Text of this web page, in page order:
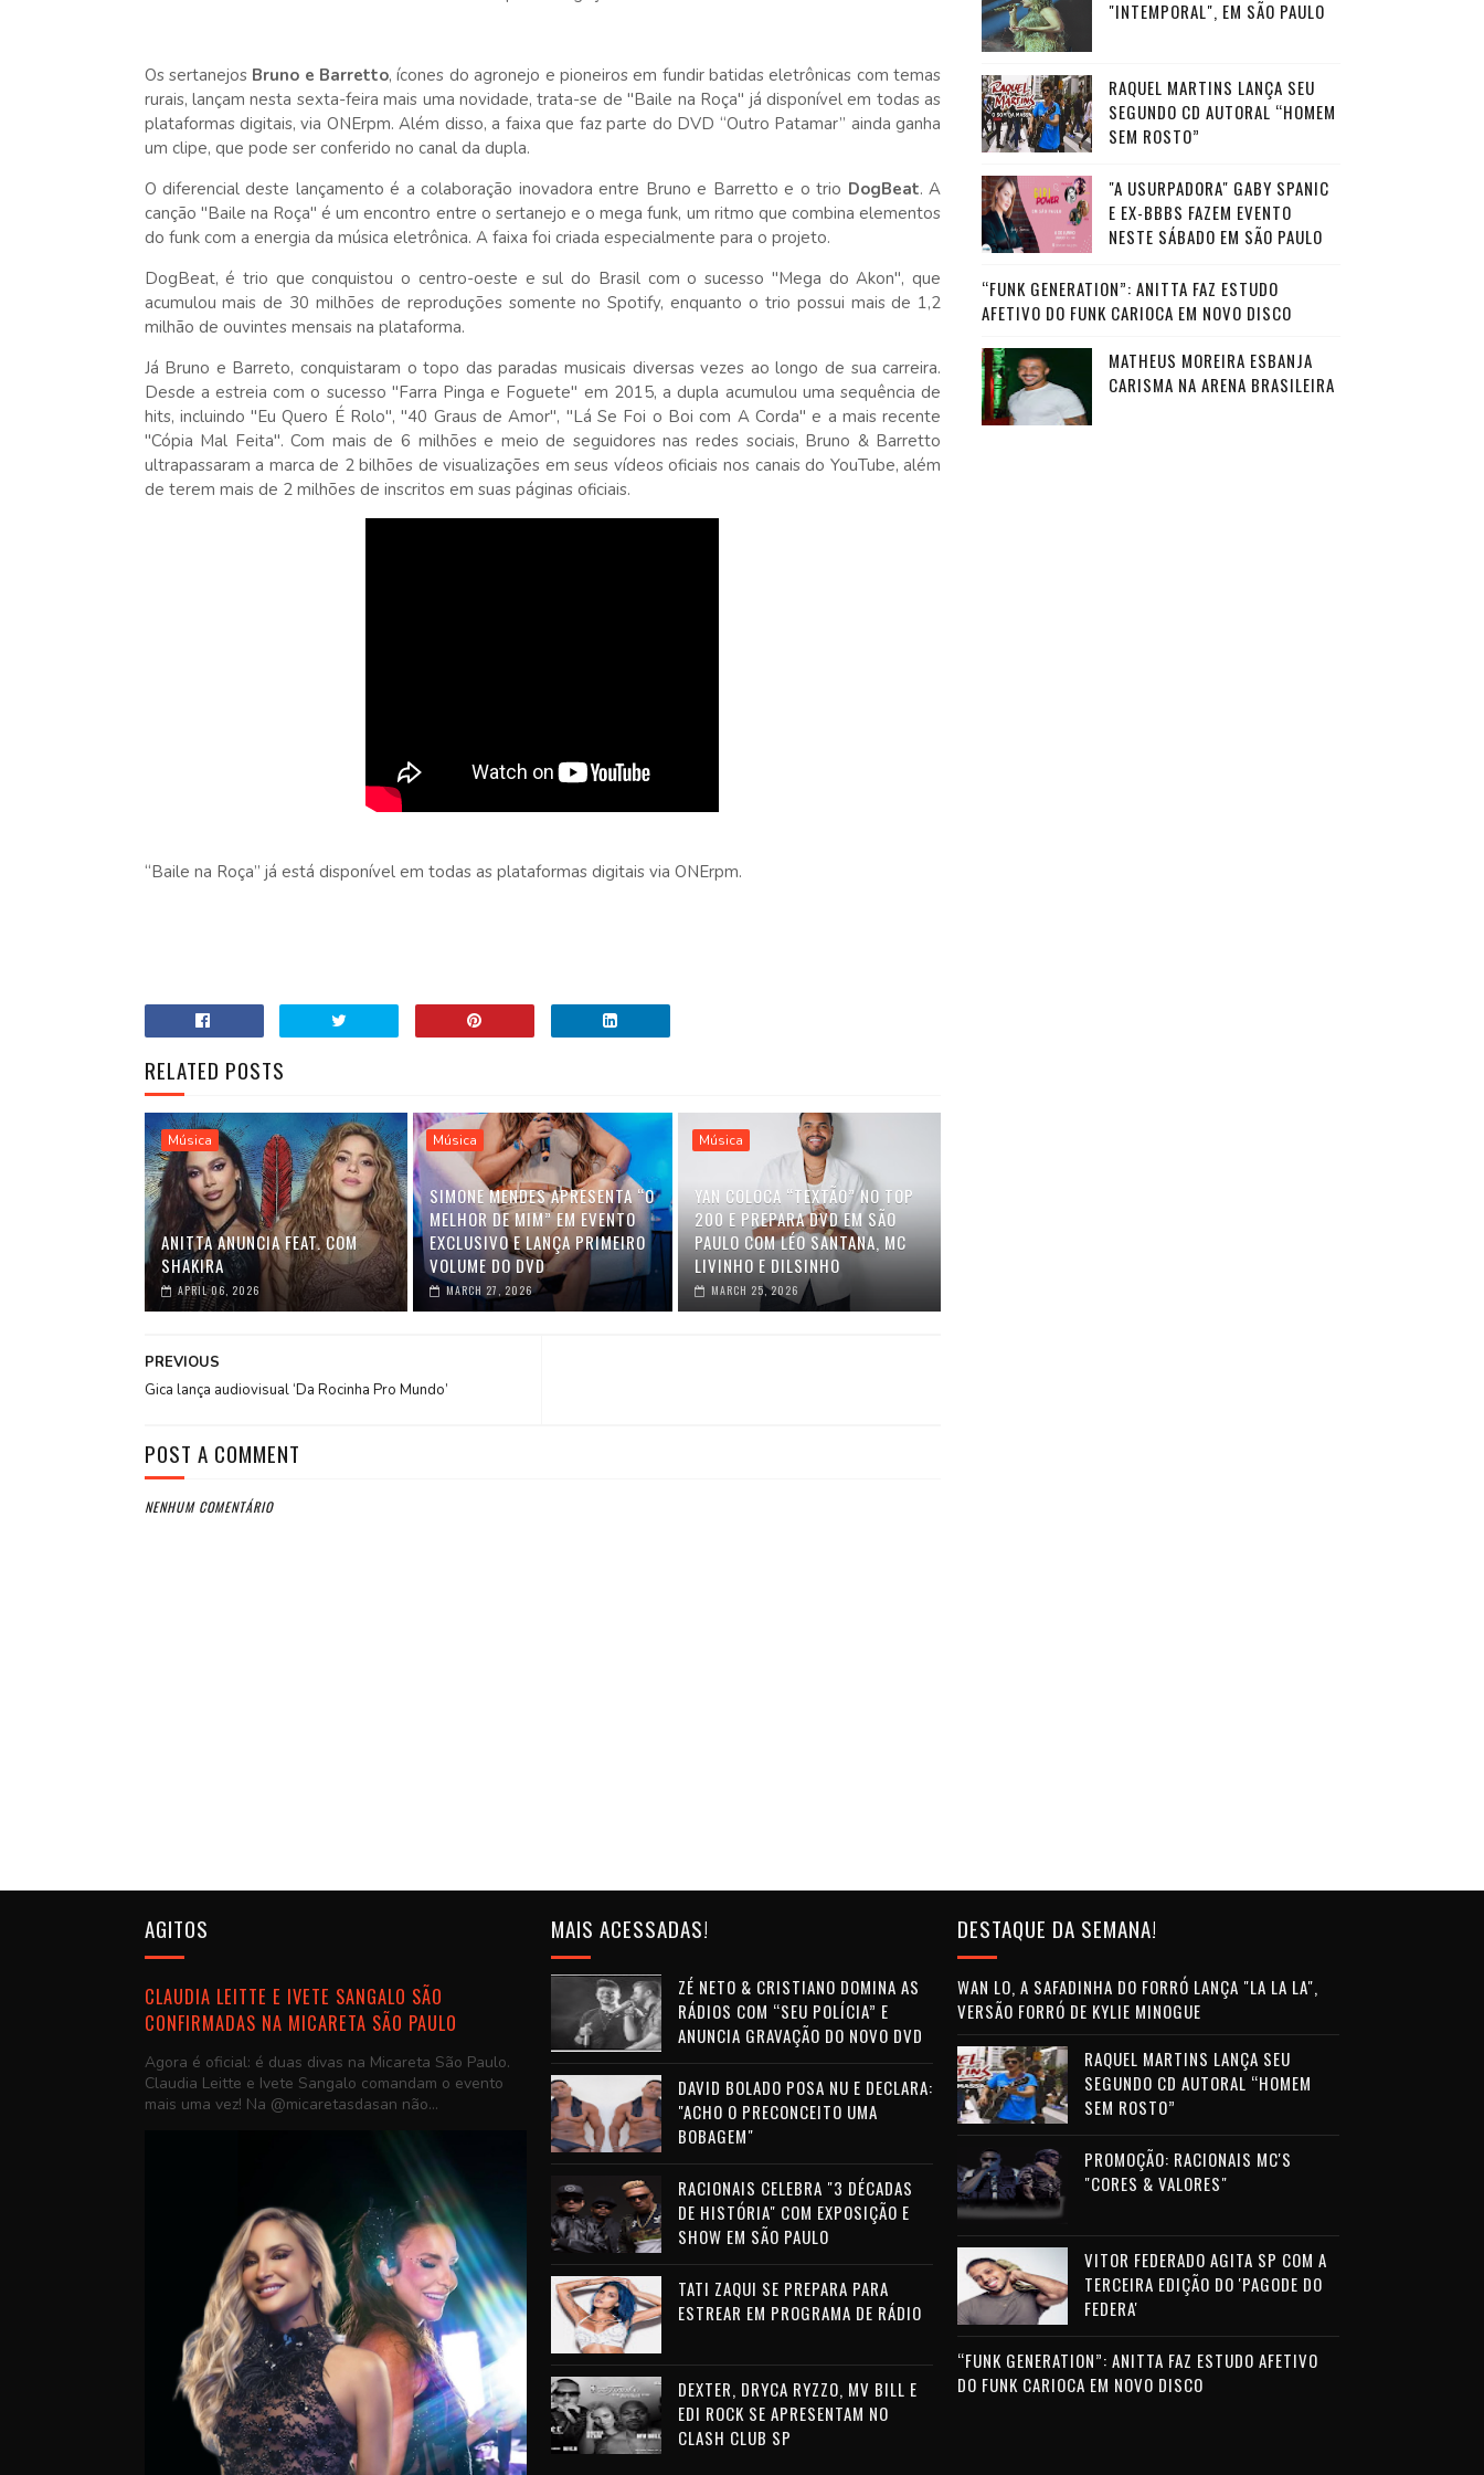
Os sertanejos Bruno e Barretto, ícones do agronejo e pioneiros em fundir batidas eletrônicas com temas
rurais, lançam nesta sexta-feira mais uma novidade, trata-se de "Baile na Roça" já disponível em todas as
plataformas digitais, via ONErpm. Além disso, a faixa que faz parte do DVD “Outro Patamar” ainda ganha
um clipe, que pode ser conferido no canal da dupla.
O diferencial deste lançamento é a colaboração inovadora entre Bruno e Barretto e o trio DogBeat. A
canção "Baile na Roça" é um encontro entre o sertanejo e o mega funk, um ritmo que combina elementos
do funk com a energia da música eletrônica. A faixa foi criada especialmente para o projeto.
DogBeat, é trio que conquistou o centro-oeste e sul do Brasil com o sucesso "Mega do Akon", que
acumulou mais de 30 milhões de reproduções somente no Spotify, enquanto o trio possui mais de 1,2
milhão de ouvintes mensais na plataforma.
Já Bruno e Barreto, conquistaram o topo das paradas musicais diversas vezes ao longo de sua carreira.
Desde a estreia com o sucesso "Farra Pinga e Foguete" em 2015, a dupla acumulou uma sequência de
hits, incluindo "Eu Quero É Rolo", "40 Graus de Amor", "Lá Se Foi o Boi com A Corda" e a mais recente
"Cópia Mal Feita". Com mais de 6 milhões e meio de seguidores nas redes sociais, Bruno & Barretto
ultrapassaram a marca de 2 bilhões de visualizações em seus vídeos oficiais nos canais do YouTube, além
de terem mais de 2 milhões de inscritos em suas páginas oficiais.
“Baile na Roça” já está disponível em todas as plataformas digitais via ONErpm.
RELATED POSTS
Música
ANITTA ANUNCIA FEAT. COM
SHAKIRA
APRIL 06, 2026
Música
SIMONE MENDES APRESENTA “O
MELHOR DE MIM” EM EVENTO
EXCLUSIVO E LANÇA PRIMEIRO
VOLUME DO DVD
MARCH 27, 2026
Música
YAN COLOCA “TEXTÃO” NO TOP
200 E PREPARA DVD EM SÃO
PAULO COM LÉO SANTANA, MC
LIVINHO E DILSINHO
MARCH 25, 2026
PREVIOUS
Gica lança audiovisual ‘Da Rocinha Pro Mundo’
POST A COMMENT
NENHUM COMENTÁRIO
"INTEMPORAL", EM SÃO PAULO
RAQUEL MARTINS LANÇA SEU
SEGUNDO CD AUTORAL “HOMEM
SEM ROSTO”
"A USURPADORA" GABY SPANIC
E EX-BBBS FAZEM EVENTO
NESTE SÁBADO EM SÃO PAULO
“FUNK GENERATION”: ANITTA FAZ ESTUDO
AFETIVO DO FUNK CARIOCA EM NOVO DISCO
MATHEUS MOREIRA ESBANJA
CARISMA NA ARENA BRASILEIRA
AGITOS
CLAUDIA LEITTE E IVETE SANGALO SÃO
CONFIRMADAS NA MICARETA SÃO PAULO
Agora é oficial: é duas divas na Micareta São Paulo.
Claudia Leitte e Ivete Sangalo comandam o evento
mais uma vez! Na @micaretasdasan não...
MAIS ACESSADAS!
ZÉ NETO & CRISTIANO DOMINA AS
RÁDIOS COM “SEU POLÍCIA” E
ANUNCIA GRAVAÇÃO DO NOVO DVD
DAVID BOLADO POSA NU E DECLARA:
"ACHO O PRECONCEITO UMA
BOBAGEM"
RACIONAIS CELEBRA "3 DÉCADAS
DE HISTÓRIA" COM EXPOSIÇÃO E
SHOW EM SÃO PAULO
TATI ZAQUI SE PREPARA PARA
ESTREAR EM PROGRAMA DE RÁDIO
DEXTER, DRYCA RYZZO, MV BILL E
EDI ROCK SE APRESENTAM NO
CLASH CLUB SP
DESTAQUE DA SEMANA!
WAN LO, A SAFADINHA DO FORRÓ LANÇA "LA LA LA",
VERSÃO FORRÓ DE KYLIE MINOGUE
RAQUEL MARTINS LANÇA SEU
SEGUNDO CD AUTORAL “HOMEM
SEM ROSTO”
PROMOÇÃO: RACIONAIS MC'S
"CORES & VALORES"
VITOR FEDERADO AGITA SP COM A
TERCEIRA EDIÇÃO DO 'PAGODE DO
FEDERA'
“FUNK GENERATION”: ANITTA FAZ ESTUDO AFETIVO
DO FUNK CARIOCA EM NOVO DISCO